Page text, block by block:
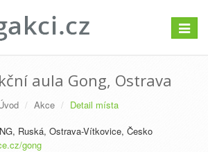
aula Gong, Ostrava
Akce
Detail místa
Ruská, Ostrava-Vítkovice, Česko
gong